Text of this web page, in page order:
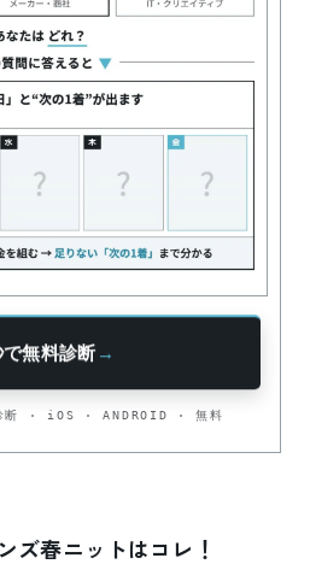
無料診断 →
断 · iOS · ANDROID · 無料
ズ春ニットはコレ！